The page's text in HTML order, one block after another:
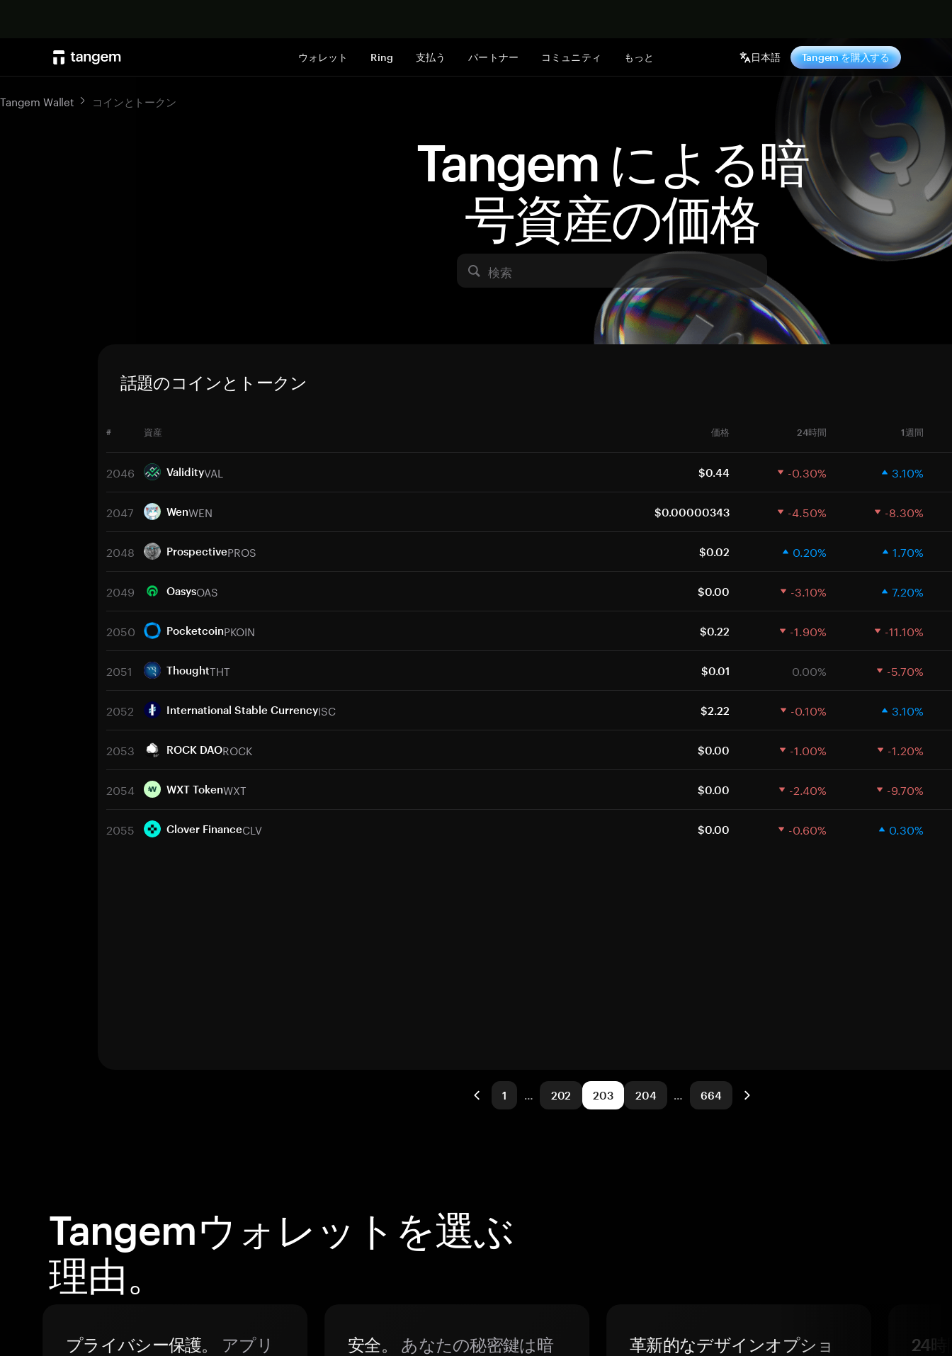
ウォレット Ring 支払う パートナー コミュニティ もっと 日本語 Tangem を購入する
Tangem による暗
号資産の価格
検索
Tangem Wallet コインとトークン
話題のコインとトークン
# 資産 価格 24時間 1週間
2046 ValidityVAL $0.44 -0.30% 3.10%
2047 WenWEN $0.00000343 -4.50% -8.30%
2048 ProspectivePROS $0.02 0.20% 1.70%
2049 OasysOAS $0.00 -3.10% 7.20%
2050 PocketcoinPKOIN $0.22 -1.90% -11.10%
2051 ThoughtTHT $0.01 0.00% -5.70%
2052 International Stable CurrencyISC $2.22 -0.10% 3.10%
2053 ROCK DAOROCK $0.00 -1.00% -1.20%
2054 WXT TokenWXT $0.00 -2.40% -9.70%
2055 Clover FinanceCLV $0.00 -0.60% 0.30%
1 … 202 203 204 … 664
Tangemウォレットを選ぶ
理由。
プライバシー保護。
アプリ
安全。
あなたの秘密鍵は暗
革新的なデザインオプショ
24